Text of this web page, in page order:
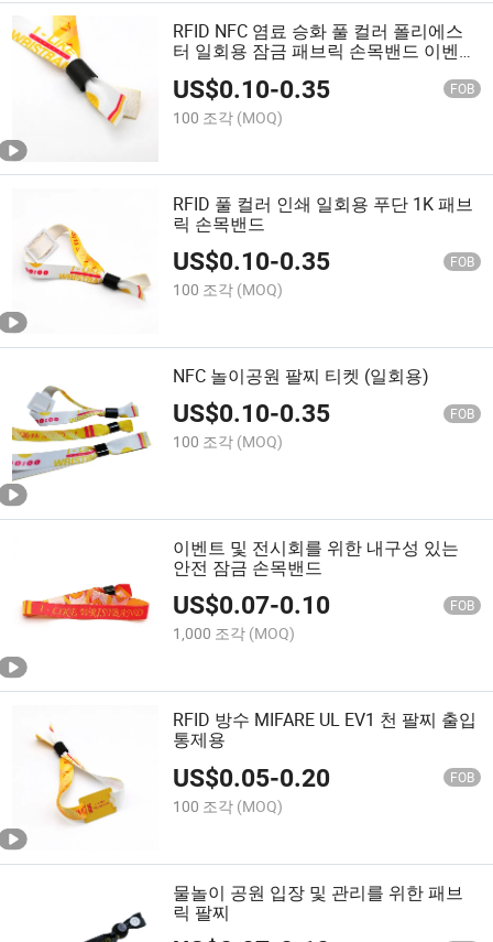
RFID NFC 염료 승화 풀 컬러 폴리에스
터 일회용 잠금 패브릭 손목밴드 이벤트
US$0.10-0.35 FOB
100 조각 (MOQ)
RFID 풀 컬러 인쇄 일회용 푸단 1K 패브
릭 손목밴드
US$0.10-0.35 FOB
100 조각 (MOQ)
NFC 놀이공원 팔찌 티켓 (일회용)
US$0.10-0.35 FOB
100 조각 (MOQ)
이벤트 및 전시회를 위한 내구성 있는
안전 잠금 손목밴드
US$0.07-0.10 FOB
1,000 조각 (MOQ)
RFID 방수 MIFARE UL EV1 천 팔찌 출입
통제용
US$0.05-0.20 FOB
100 조각 (MOQ)
물놀이 공원 입장 및 관리를 위한 패브
릭 팔찌